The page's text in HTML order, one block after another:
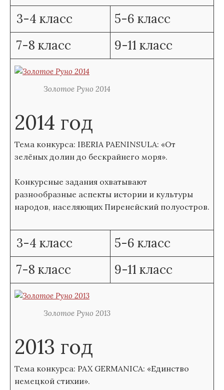
3-4 класс
5-6 класс
7-8 класс
9-11 класс
Золотое Руно 2014
2014 год
Тема конкурса: IBERIA PAENINSULA: «От
зелёных долин до бескрайнего моря».
Конкурсные задания охватывают
разнообразные аспекты истории и культуры
народов, населяющих Пиренейский полуостров.
3-4 класс
5-6 класс
7-8 класс
9-11 класс
Золотое Руно 2013
2013 год
Тема конкурса: PAX GERMANICA: «Единство
немецкой стихии».